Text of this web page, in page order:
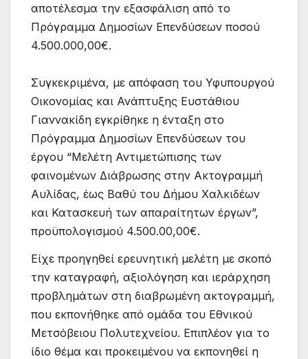
αποτέλεσμα την εξασφάλιση από το
Πρόγραμμα Δημοσίων Επενδύσεων ποσού
4.500.000,00€.
Συγκεκριμένα, με απόφαση του Υφυπουργού
Οικονομίας και Ανάπτυξης Ευστάθιου
Γιαννακίδη εγκρίθηκε η ένταξη στο
Πρόγραμμα Δημοσίων Επενδύσεων του
έργου “Μελέτη Αντιμετώπισης των
φαινομένων Διάβρωσης στην Ακτογραμμή
Αυλίδας, έως Βαθύ του Δήμου Χαλκιδέων
και Κατασκευή των απαραίτητων έργων”,
προϋπολογισμού 4.500.00,00€.
Είχε προηγηθεί ερευνητική μελέτη με σκοπό
την καταγραφή, αξιολόγηση και ιεράρχηση
προβλημάτων στη διαβρωμένη ακτογραμμή,
που εκπονήθηκε από ομάδα του Εθνικού
Μετσόβειου Πολυτεχνείου. Επιπλέον για το
ίδιο θέμα και προκειμένου να εκπονηθεί η